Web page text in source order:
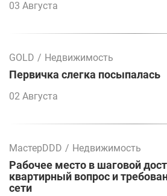
03 Августа
GOLD / Недвижимость
Первичка слегка посыпалась
02 Августа
МастерDDD / Недвижимость
Рабочее место в шаговой
квартирный вопрос и
сети